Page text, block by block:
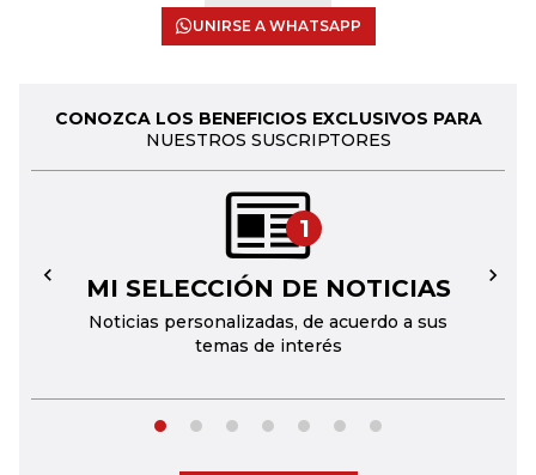
UNIRSE A WHATSAPP
CONOZCA LOS BENEFICIOS EXCLUSIVOS PARA
NUESTROS SUSCRIPTORES
1
MI SELECCIÓN DE NOTICIAS
Noticias personalizadas, de acuerdo a sus
temas de interés
← →